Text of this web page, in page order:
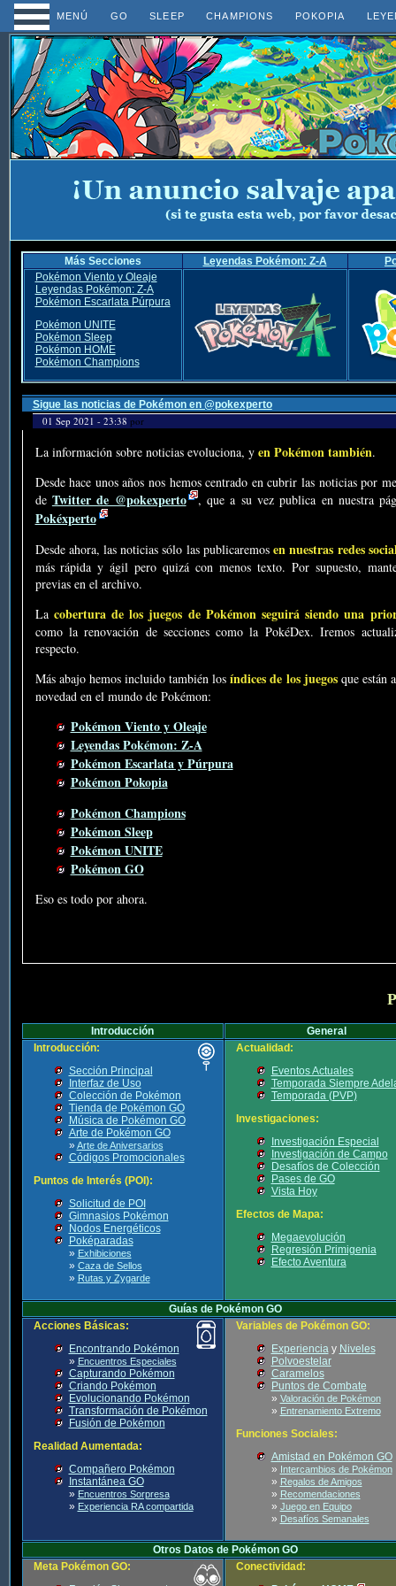
MENÚ GO SLEEP CHAMPIONS POKOPIA
Más Secciones Leyendas Pokémon: Z-A
Pokémon Viento y Oleaje
Leyendas Pokémon: Z-A
Pokémon Escarlata Púrpura
Pokémon UNITE
Pokémon Sleep
Pokémon HOME
Pokémon Champions
Sigue las noticias de Pokémon en @pokexperto
01 Sep 2021 - 23:38 por
La información sobre noticias evoluciona, y en Pokémon también.
Desde hace unos años nos hemos centrado en cubrir las noticias por
de Twitter de @pokexperto , que a su vez publica en nuestra
Pokéxperto
Desde ahora, las noticias sólo las publicaremosen nuestras redes
más rápida y ágil pero quizá con menos texto. Por supuesto,
previas en el archivo.
La cobertura de los juegos de Pokémon seguirá siendo una
como la renovación de secciones como la PokéDex. Iremos
respecto.
Más abajo hemos incluido también losíndices de los juegosque están
novedad en el mundo de Pokémon:
Pokémon Viento y Oleaje
Leyendas Pokémon: Z-A
Pokémon Escarlata y Púrpura
Pokémon Pokopia
Pokémon Champions
Pokémon Sleep
Pokémon UNITE
Pokémon GO
Eso es todo por ahora.
Introducción
General
Introducción:
Sección Principal
Interfaz de Uso
Colección de Pokémon
Tienda de Pokémon GO
Música de Pokémon GO
Arte de Pokémon GO
» Arte de Aniversarios
Códigos Promocionales
Puntos de Interés (POI):
Solicitud de POI
Gimnasios Pokémon
Nodos Energéticos
Poképaradas
» Exhibiciones
» Caza de Sellos
» Rutas y Zygarde
Actualidad:
Eventos Actuales
Temporada Siempre
Temporada (PVP)
Investigaciones:
Investigación Especial
Investigación de Campo
Desafíos de Colección
Pases de GO
Vista Hoy
Efectos de Mapa:
Megaevolución
Regresión Primigenia
Efecto Aventura
Guías de Pokémon GO
Acciones Básicas:
Encontrando Pokémon
» Encuentros Especiales
Capturando Pokémon
Criando Pokémon
Evolucionando Pokémon
Transformación de Pokémon
Fusión de Pokémon
Realidad Aumentada:
Compañero Pokémon
Instantánea GO
» Encuentros Sorpresa
» Experiencia RA compartida
Variables de Pokémon GO:
Experienciay Niveles
Polvoestelar
Caramelos
Puntos de Combate
» Valoración de Pokémon
» Entrenamiento Extremo
Funciones Sociales:
Amistad en Pokémon GO
» Intercambios de Pokémon
» Regalos de Amigos
» Recomendaciones
» Juego en Equipo
» Desafíos Semanales
Otros Datos de Pokémon GO
Meta Pokémon GO:
Conectividad: